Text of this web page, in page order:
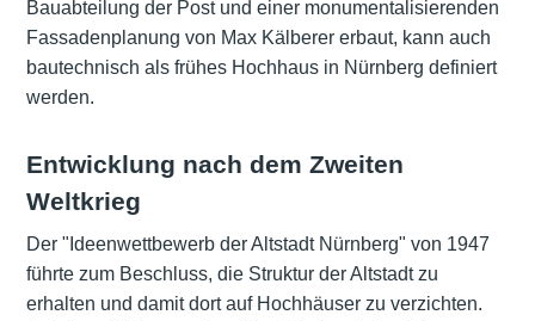
Bauabteilung der Post und einer monumentalisierenden
Fassadenplanung von Max Kälberer erbaut, kann auch
bautechnisch als frühes Hochhaus in Nürnberg definiert
werden.
Entwicklung nach dem Zweiten
Weltkrieg
Der "Ideenwettbewerb der Altstadt Nürnberg" von 1947
führte zum Beschluss, die Struktur der Altstadt zu
erhalten und damit dort auf Hochhäuser zu verzichten.